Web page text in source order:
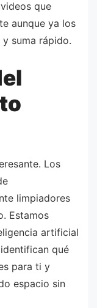
que
aunque ya los
suma rápido.
Los
limpiadores
Estamos
artificial
qué
para ti y
espacio sin